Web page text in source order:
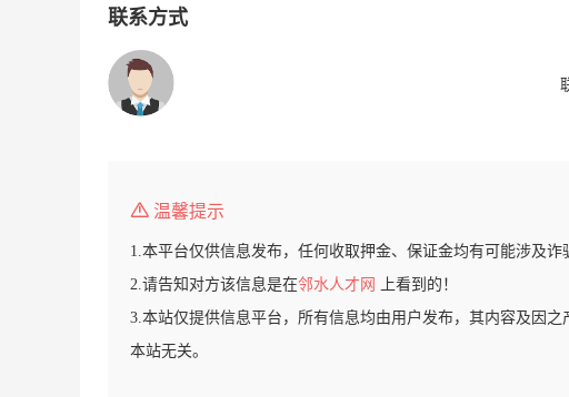
联系方式
温馨提示
1.本平台仅供信息发布，任何收取押金、保证金均有可能涉及诈
2.请告知对方该信息是在邻水人才网
上看到的！
3.本站仅提供信息平台，所有信息均由用户发布，其内容及因
本站无关。